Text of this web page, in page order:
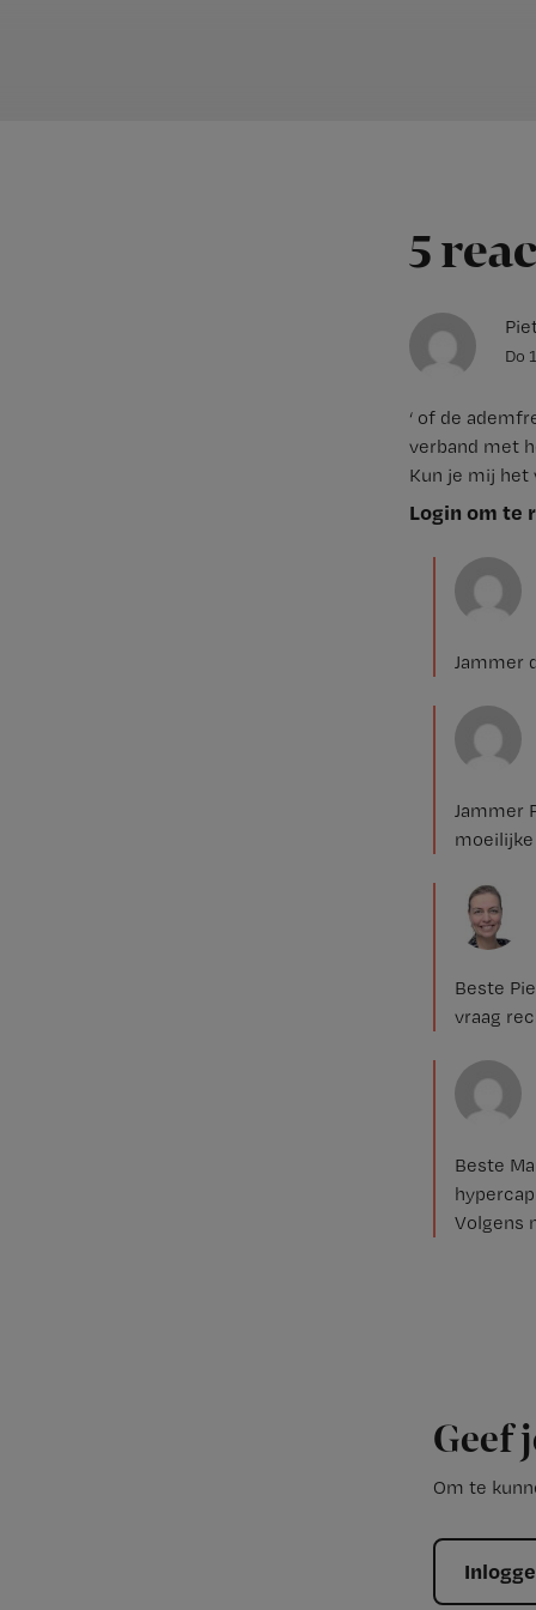
5
Do
‘ of de
verband met
Kun je mij het
Login om te
Jammer
Jammer
moeilijke
Beste
vraag
Beste
Volgens
Geef
Om te